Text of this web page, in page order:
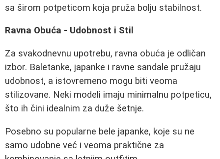
sa širom potpeticom koja pruža bolju stabilnost.
Ravna Obuća - Udobnost i Stil
Za svakodnevnu upotrebu, ravna obuća je odličan
izbor. Baletanke, japanke i ravne sandale pružaju
udobnost, a istovremeno mogu biti veoma
stilizovane. Neki modeli imaju minimalnu potpeticu,
što ih čini idealnim za duže šetnje.
Posebno su popularne bele japanke, koje su ne
samo udobne već i veoma praktične za